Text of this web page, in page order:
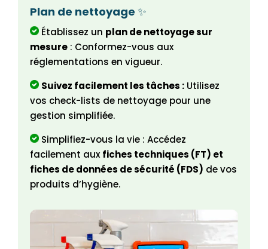
Plan de nettoyage ✨
Établissez un plan de nettoyage sur
mesure : Conformez-vous aux
réglementations en vigueur.
Suivez facilement les tâches : Utilisez
vos check-lists de nettoyage pour une
gestion simplifiée.
Simplifiez-vous la vie : Accédez
facilement aux fiches techniques (FT) et
fiches de données de sécurité (FDS) de vos
produits d’hygiène.